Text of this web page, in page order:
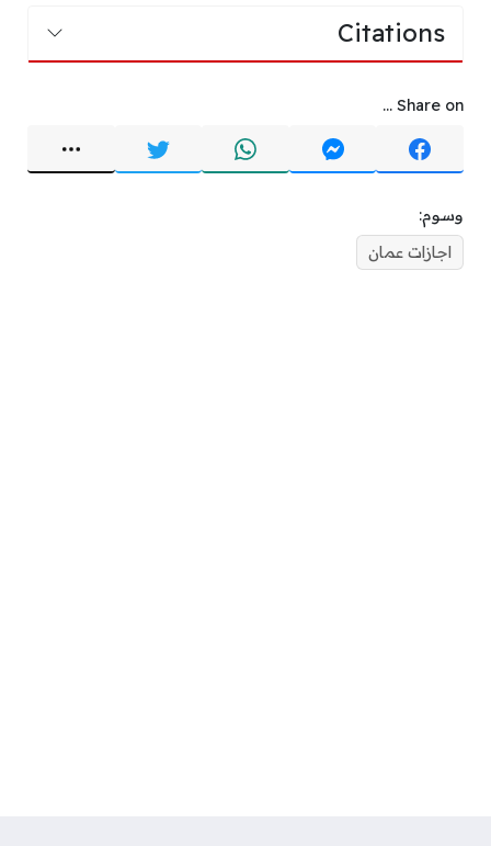
Citations
Share on ...
وسوم:
اجازات عمان